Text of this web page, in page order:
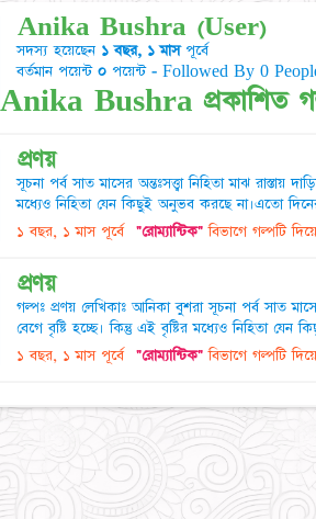
Anika Bushra (User)
সদস্য হয়েছেন ১ বছর, ১ মাসপূর্বে
বর্তমান পয়েন্ট ০পয়েন্ট - Followed By 0
Anika Bushra প্রকাশিত
প্রণয়
সূচনা পর্ব সাত মাসের অন্তঃসত্ত্বা নিহিতা মাঝ রাস্তায়
মধ্যেও নিহিতা যেন কিছুই অনুভব করছে না।এতো
১ বছর, ১ মাস পূর্বে "রোম্যান্টিক"বিভাগে গল্পটি
প্রণয়
গল্পঃ প্রণয় লেখিকাঃ আনিকা বুশরা সূচনা পর্ব সাত
বেগে বৃষ্টি হচ্ছে। কিন্তু এই বৃষ্টির মধ্যেও নিহিতা
১ বছর, ১ মাস পূর্বে "রোম্যান্টিক"বিভাগে গল্পটি